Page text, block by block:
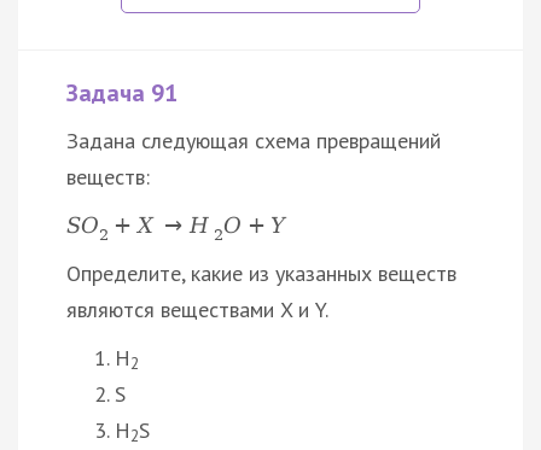
Задача 91
Задана следующая схема превращений
веществ:
SO2 + X → H 2O + Y
Определите, какие из указанных веществ
являются веществами X и Y.
H2
S
H2S